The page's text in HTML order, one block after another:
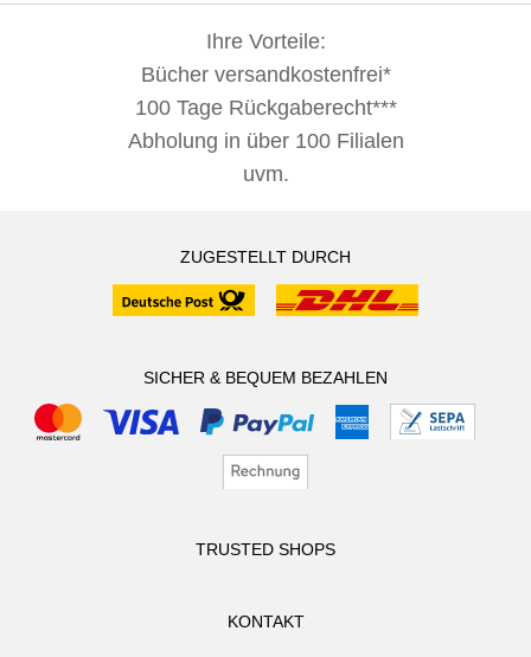
Ihre Vorteile:
Bücher versandkostenfrei*
100 Tage Rückgaberecht***
Abholung in über 100 Filialen
uvm.
ZUGESTELLT DURCH
SICHER & BEQUEM BEZAHLEN
TRUSTED SHOPS
KONTAKT